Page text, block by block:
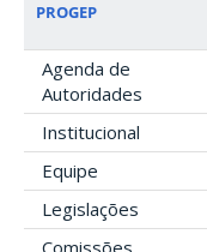
PROGEP
Agenda de
Autoridades
Institucional
Equipe
Legislações
Comissões